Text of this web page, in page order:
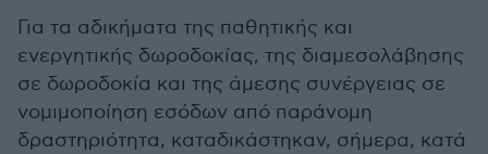
Για τα αδικήματα της παθητικής και
ενεργητικής δωροδοκίας, της διαμεσολάβησης
σε δωροδοκία και της άμεσης συνέργειας σε
νομιμοποίηση εσόδων από παράνομη
δραστηριότητα, καταδικάστηκαν, σήμερα, κατά